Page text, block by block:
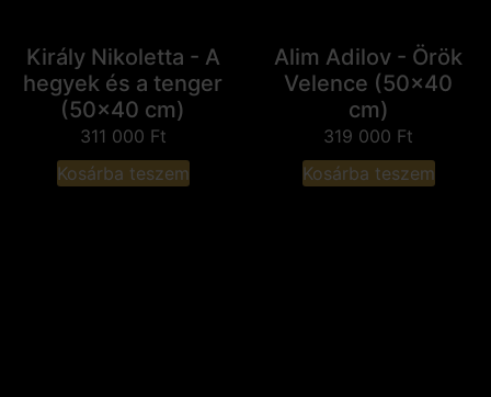
Király Nikoletta - A
hegyek és a tenger
(50x40 cm)
311 000 Ft
Kosárba teszem
Alim Adilov - Örök
Velence (50x40
cm)
319 000 Ft
Kosárba teszem